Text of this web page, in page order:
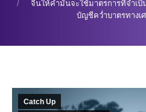
จีนให้คำมั่นจะใช้มาตรการที่จำเ
บัญชีคว่ำบาตรทางเ
Catch Up